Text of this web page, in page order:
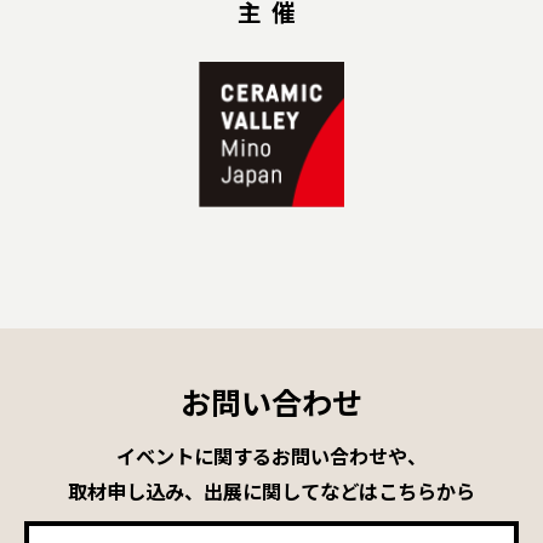
主催
お問い合わせ
イベントに関するお問い合わせや、
取材申し込み、出展に関してなどはこちらから